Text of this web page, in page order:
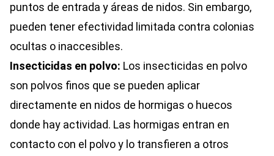
puntos de entrada y áreas de nidos. Sin embargo,
pueden tener efectividad limitada contra colonias
ocultas o inaccesibles.
Insecticidas en polvo: Los insecticidas en polvo
son polvos finos que se pueden aplicar
directamente en nidos de hormigas o huecos
donde hay actividad. Las hormigas entran en
contacto con el polvo y lo transfieren a otros